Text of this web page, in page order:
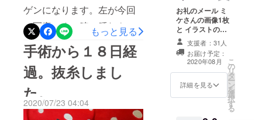
を開放したのですがまだ他
の部屋に出ようとしませ
ん。部屋の中ではちゃんと
歩いて遊んでいます。そし
ていまとても甘えん坊さん
です。歯もまだ乳歯です。
ゲンになります。左が今回
の写真です。膝の腫れも骨
盤の腫れもだいぶ落ち着い
てきたそうです。まだ完全
ではないので活発に遊ばせ
ないでくださいとの事でし
た。基本的におとなしい性
もっと見る
手術から１８日経
過。抜糸しまし
た。
2020/07/23 04:04
お礼のメール ミ
ケさんの画像1枚
と イラストのス
テッカー２枚
（赤星たみこ＆
久井めぐみ） イ
ラストポスト
カード1枚。 治
療後の報告を
支援者：31人
お届け予定：
2020年08月
詳細を見る
こ
の
リ
タ
ー
ン
を
選
択
す
る